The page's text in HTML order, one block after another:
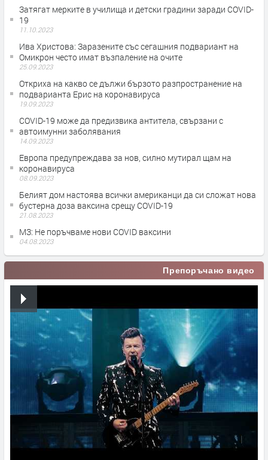
Затягат мерките в училища и детски градини заради COVID-
19
11.10.2023
Ива Христова: Заразените със сегашния подвариант на
Омикрон често имат възпаление на очите
25.09.2023
Откриха на какво се дължи бързото разпространение на
подварианта Ерис на коронавируса
19.09.2023
COVID-19 може да предизвика антитела, свързани с
автоимунни заболявания
14.09.2023
Европа предупреждава за нов, силно мутирал щам на
коронавируса
08.09.2023
Белият дом настоява всички американци да си сложат нова
бустерна доза ваксина срещу COVID-19
21.08.2023
МЗ: Не поръчваме нови COVID ваксини
04.08.2023
Препоръчано видео